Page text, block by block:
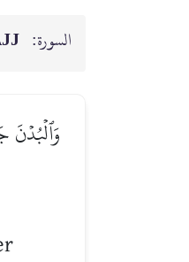
السورة:
وَٱلۡبُدۡنَ